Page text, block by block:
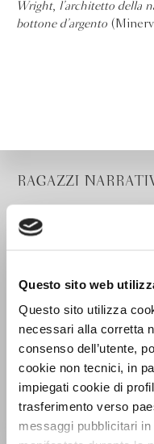
Questo sito web
Questo sito utilizza
necessari alla corretta
consenso dell’utente,
cookie non tecnici, in
impiegati cookie di
trasferimento verso
messaggi pubblicitari
Wright, l’architetto della
bottone d’argento
RAGAZZI